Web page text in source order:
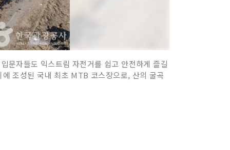
문자들도 익스트림 자전거를 쉽고 안전하게 즐길
조성된 국내 최초 MTB 코스장으로, 산의 굴곡